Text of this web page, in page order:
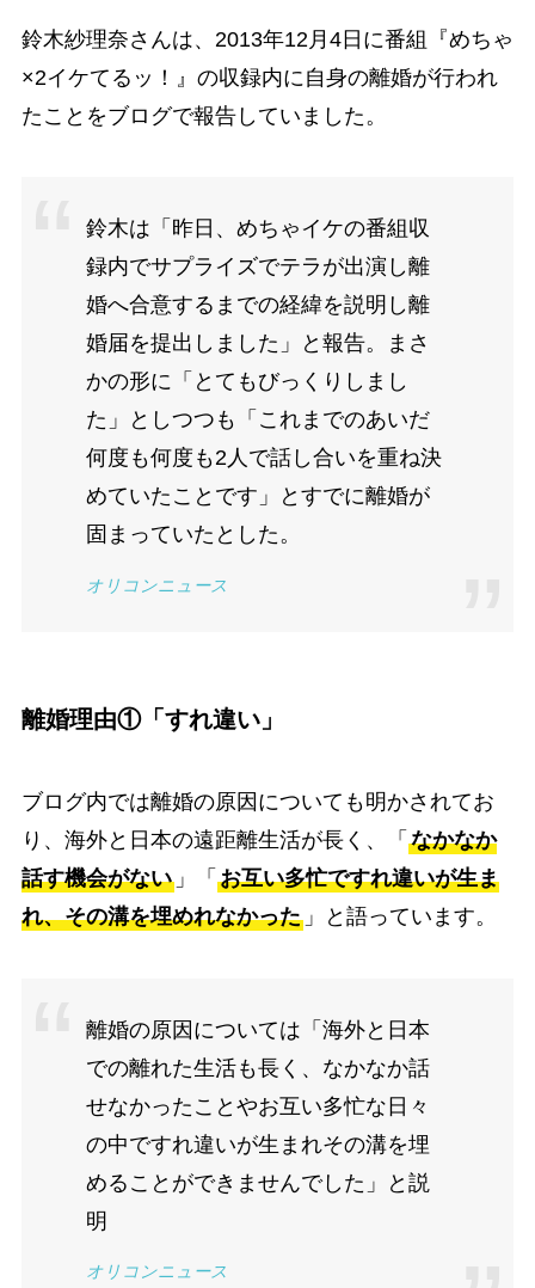
鈴木紗理奈さんは、2013年12月4日に番組『めちゃ
×2イケてるッ！』の収録内に自身の離婚が行われ
たことをブログで報告していました。
鈴木は「昨日、めちゃイケの番組収
録内でサプライズでテラが出演し離
婚へ合意するまでの経緯を説明し離
婚届を提出しました」と報告。まさ
かの形に「とてもびっくりしまし
た」としつつも「これまでのあいだ
何度も何度も2人で話し合いを重ね決
めていたことです」とすでに離婚が
固まっていたとした。
オリコンニュース
離婚理由①「すれ違い」
ブログ内では離婚の原因についても明かされてお
り、海外と日本の遠距離生活が長く、「 なかなか
話す機会がない」「 お互い多忙ですれ違いが生ま
れ、その溝を埋めれなかった」と語っています。
離婚の原因については「海外と日本
での離れた生活も長く、なかなか話
せなかったことやお互い多忙な日々
の中ですれ違いが生まれその溝を埋
めることができませんでした」と説
明
オリコンニュース